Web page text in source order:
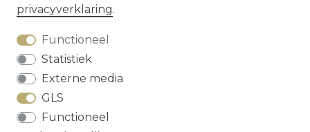
Vraag over dit artikel?
privacy­verklaring.
Functioneel
Statistiek
Externe media
GLS
Functioneel